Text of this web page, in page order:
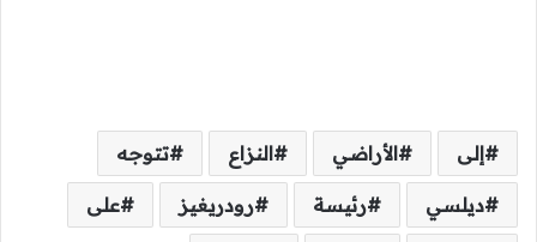
إلى الأراضي النزاع تتوجه
ديلسي رئيسة رودريغيز على